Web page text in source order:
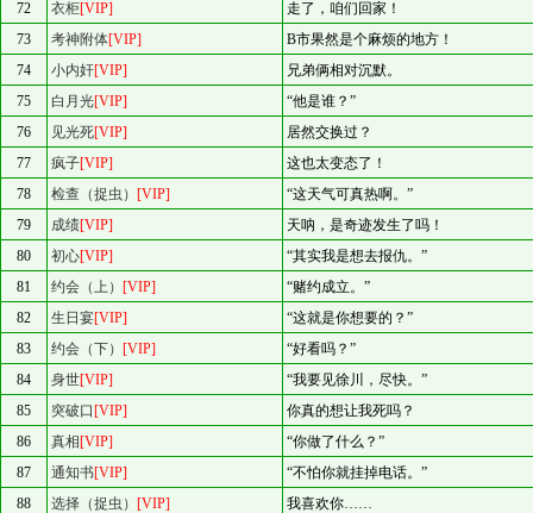
72 衣柜[VIP]
走了，咱们回家！
73
考神附体[VIP]
B市果然是个麻烦的地方！
74
小内奸[VIP]
兄弟俩相对沉默。
75
白月光[VIP]
“他是谁？”
76
见光死[VIP]
居然交换过？
77
疯子[VIP]
这也太变态了！
78
检查（捉虫） [VIP]
“这天气可真热啊。”
79
成绩[VIP]
天呐，是奇迹发生了吗！
80
初心[VIP]
“其实我是想去报仇。”
81
约会（上） [VIP]
“赌约成立。”
82
生日宴[VIP]
“这就是你想要的？”
83
约会（下） [VIP]
“好看吗？”
84
身世[VIP]
“我要见徐川，尽快。”
85
突破口 [VIP]
你真的想让我死吗？
86
真相[VIP]
“你做了什么？”
87
通知书[VIP]
“不怕你就挂掉电话。”
88
选择（捉虫） [VIP]
我喜欢你……